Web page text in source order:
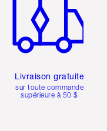
Livraison gratuite
sur toute commande
supérieure à 50 $